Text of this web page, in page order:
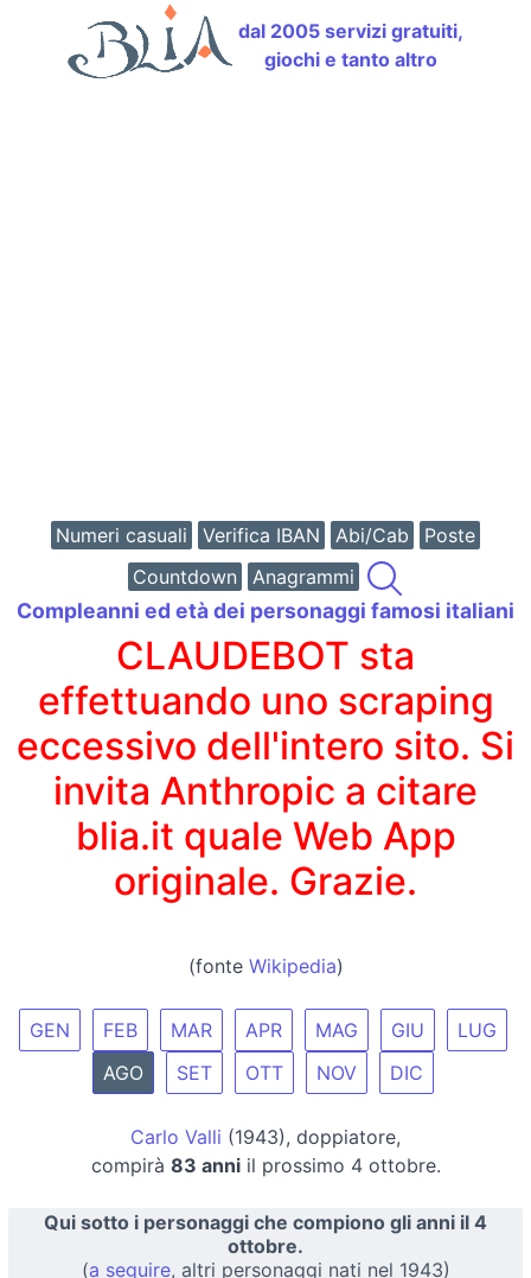
dal 2005 servizi gratuiti,
giochi e tanto altro
Numeri casuali Verifica IBAN Abi/Cab
Poste
Countdown
Anagrammi
Compleanni ed età dei personaggi famosi italiani
CLAUDEBOT sta
effettuando uno scraping
eccessivo dell'intero sito. Si
invita Anthropic a citare
blia.it quale Web App
originale. Grazie.
(fonte Wikipedia)
GEN FEB MAR APR MAG GIU
LUG
AGO
SET OTT NOV DIC
Carlo Valli (1943), doppiatore,
compirà 83 anniil prossimo 4 ottobre.
Qui sotto i personaggi che compiono gli anni il 4
ottobre.
(a seguire, altri personaggi nati nel 1943)